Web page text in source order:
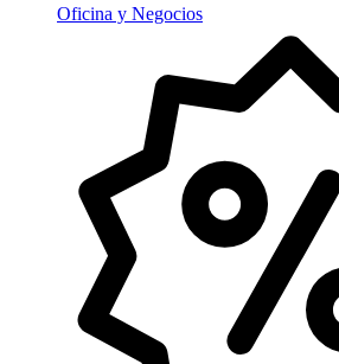
Oficina y Negocios